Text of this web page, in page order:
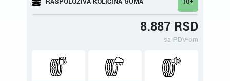
8.887 RSD
sa PDV-om